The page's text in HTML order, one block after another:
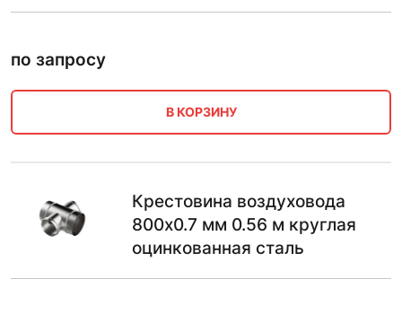
по запросу
В КОРЗИНУ
Крестовина воздуховода
800х0.7 мм 0.56 м круглая
оцинкованная сталь